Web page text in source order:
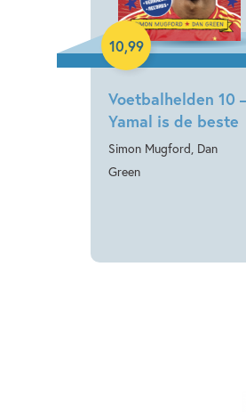
Voetbalhelden 10
Yamal is de beste
Simon Mugford, Dan
Green
10,99
Hardcover